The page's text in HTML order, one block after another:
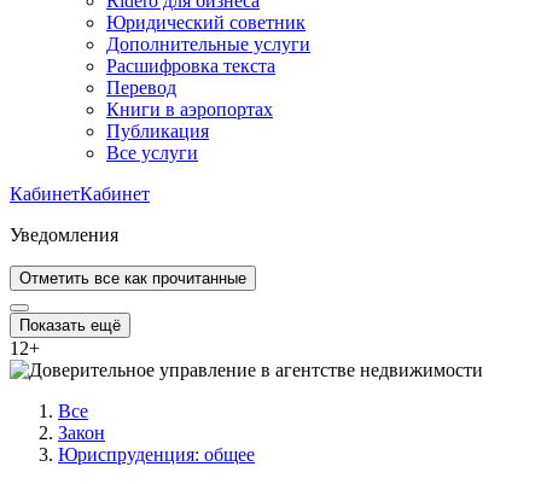
Юридический советник
Дополнительные услуги
Расшифровка текста
Перевод
Книги в аэропортах
Публикация
Все услуги
КабинетКабинет
Уведомления
Отметить все как прочитанные
Показать ещё
12+
Все
Закон
Юриспруденция: общее